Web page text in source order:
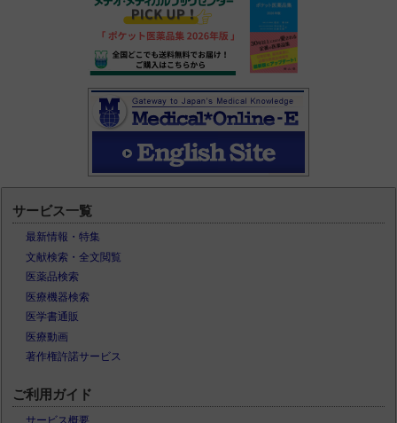
サービス一覧
最新情報・特集
文献検索・全文閲覧
医薬品検索
医療機器検索
医学書通販
医療動画
著作権許諾サービス
ご利用ガイド
サービス概要